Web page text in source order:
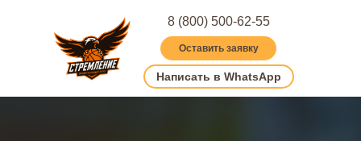
Оставить заявку
8 (800) 500-62-55
Написать в WhatsApp